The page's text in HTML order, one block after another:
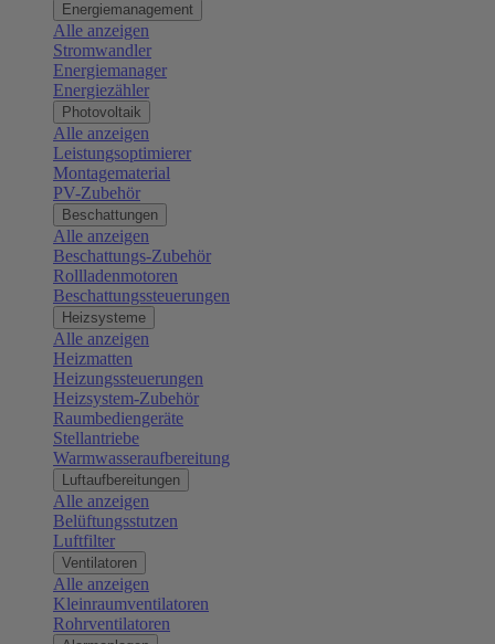
Energiemanagement
Alle anzeigen
Stromwandler
Energiemanager
Energiezähler
Photovoltaik
Alle anzeigen
Leistungsoptimierer
Montagematerial
PV-Zubehör
Beschattungen
Alle anzeigen
Beschattungs-Zubehör
Rollladenmotoren
Beschattungssteuerungen
Heizsysteme
Alle anzeigen
Heizmatten
Heizungssteuerungen
Heizsystem-Zubehör
Raumbediengeräte
Stellantriebe
Warmwasseraufbereitung
Luftaufbereitungen
Alle anzeigen
Belüftungsstutzen
Luftfilter
Ventilatoren
Alle anzeigen
Kleinraumventilatoren
Rohrventilatoren